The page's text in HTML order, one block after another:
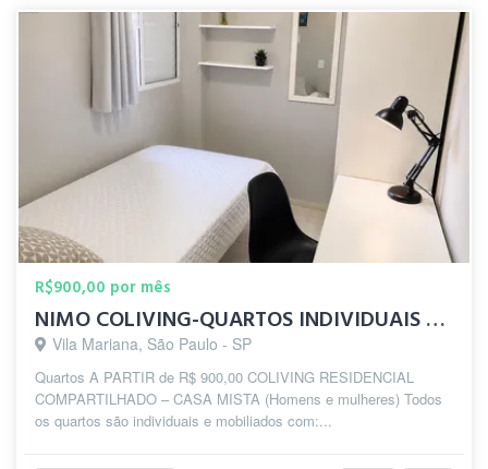
R$900,00 por mês
NIMO COLIVING-QUARTOS INDIVIDUAIS 10 MIN DO METRÔ SANTA CRUZ
Vila Mariana, São Paulo - SP
Quartos A PARTIR de R$ 900,00 COLIVING RESIDENCIAL
COMPARTILHADO – CASA MISTA (Homens e mulheres) Todos
os quartos são individuais e mobiliados com:...